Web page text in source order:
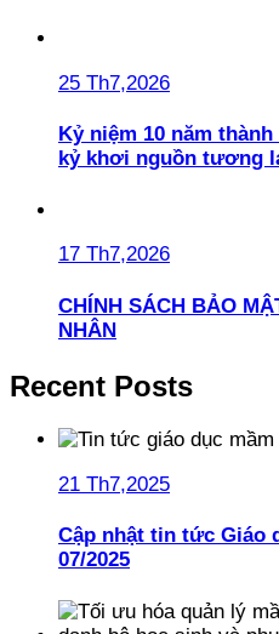
25 Th7,2026
Kỷ niệm 10 năm
kỷ khơi nguồn tương
17 Th7,2026
CHÍNH SÁCH BẢO
NHÂN
Recent Posts
21 Th7,2025
Cập nhật tin tức Giáo
07/2025